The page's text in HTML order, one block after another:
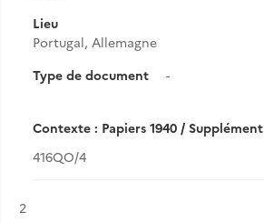
Lieu
Portugal, Allemagne
Type de document
-
Contexte : Papiers 1940 / Supplément
416QO/4
Résultat n°
2